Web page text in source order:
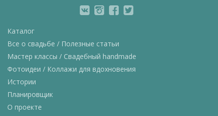
Каталог
Все о свадьбе / Полезные статьи
Мастер классы / Свадебный handmade
Фотоидеи / Коллажи для вдохновения
Истории
Планировщик
О проекте